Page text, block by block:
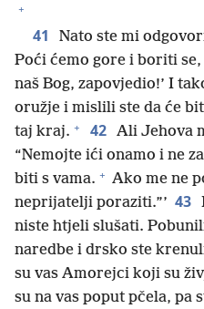
+
41
Nato ste mi
Poći ćemo gore i boriti
naš Bog, zapovjedio!’ I
oružje i mislili ste da će
taj kraj. + 42 Ali Jehova
“Nemojte ići onamo i ne
biti s vama. + Ako me ne
neprijatelji poraziti.”’ 43
niste htjeli slušati.
naredbe i drsko ste
su vas Amorejci koji su
su na vas poput pčela, pa